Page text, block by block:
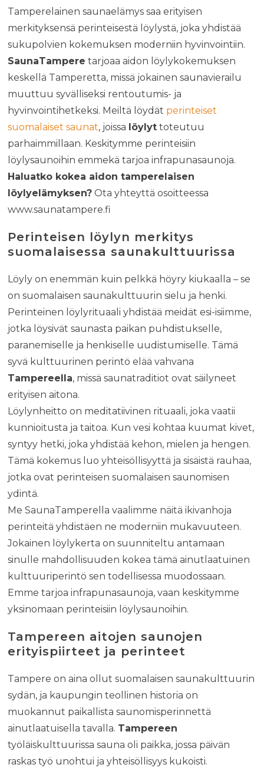
Tamperelainen saunaelämys saa erityisen
merkityksensä perinteisestä löylystä, joka yhdistää
sukupolvien kokemuksen moderniin hyvinvointiin.
SaunaTampere tarjoaa aidon löylykokemuksen
keskellä Tamperetta, missä jokainen saunavierailu
muuttuu syvälliseksi rentoutumis- ja
hyvinvointihetkeksi. Meiltä löydät perinteiset
suomalaiset saunat, joissa löylyt toteutuu
parhaimmillaan. Keskitymme perinteisiin
löylysaunoihin emmekä tarjoa infrapunasaunoja.
Haluatko kokea aidon tamperelaisen
löylyelämyksen? Ota yhteyttä osoitteessa
www.saunatampere.fi
Perinteisen löylyn merkitys
suomalaisessa saunakulttuurissa
Löyly on enemmän kuin pelkkä höyry kiukaalla – se
on suomalaisen saunakulttuurin sielu ja henki.
Perinteinen löylyrituaali yhdistää meidät esi-isiimme,
jotka löysivät saunasta paikan puhdistukselle,
paranemiselle ja henkiselle uudistumiselle. Tämä
syvä kulttuurinen perintö elää vahvana
Tampereella, missä saunatraditiot ovat säilyneet
erityisen aitona.
Löylynheitto on meditatiivinen rituaali, joka vaatii
kunnioitusta ja taitoa. Kun vesi kohtaa kuumat kivet,
syntyy hetki, joka yhdistää kehon, mielen ja hengen.
Tämä kokemus luo yhteisöllisyyttä ja sisäistä rauhaa,
jotka ovat perinteisen suomalaisen saunomisen
ydintä.
Me SaunaTamperella vaalimme näitä ikivanhoja
perinteitä yhdistäen ne moderniin mukavuuteen.
Jokainen löylykerta on suunniteltu antamaan
sinulle mahdollisuuden kokea tämä ainutlaatuinen
kulttuuriperintö sen todellisessa muodossaan.
Emme tarjoa infrapunasaunoja, vaan keskitymme
yksinomaan perinteisiin löylysaunoihin.
Tampereen aitojen saunojen
erityispiirteet ja perinteet
Tampere on aina ollut suomalaisen saunakulttuurin
sydän, ja kaupungin teollinen historia on
muokannut paikallista saunomisperinnettä
ainutlaatuisella tavalla. Tampereen
työläiskulttuurissa sauna oli paikka, jossa päivän
raskas työ unohtui ja yhteisöllisyys kukoisti.